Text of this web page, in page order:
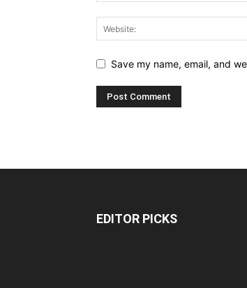
Save my name, email, and
EDITOR PICKS